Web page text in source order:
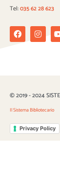
Tel:035 62 28 623
Facebook
© 2019 - 2024
Il Sistema Bibliotecario
Privacy Policy